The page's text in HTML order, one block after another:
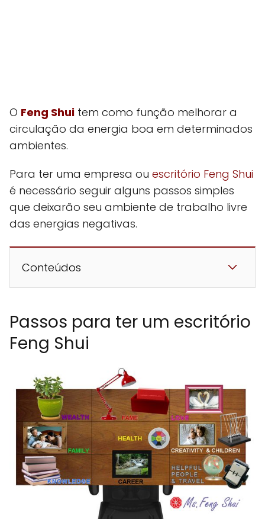
O Feng Shui tem como função melhorar a
circulação da energia boa em determinados
ambientes.
Para ter uma empresa ou escritório Feng Shui
é necessário seguir alguns passos simples
que deixarão seu ambiente de trabalho livre
das energias negativas.
Conteúdos
Passos para ter um escritório
Feng Shui